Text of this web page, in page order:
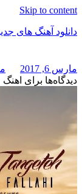
Skip
های جدید ایرانی
مازیار
برای اهنگ مازیار